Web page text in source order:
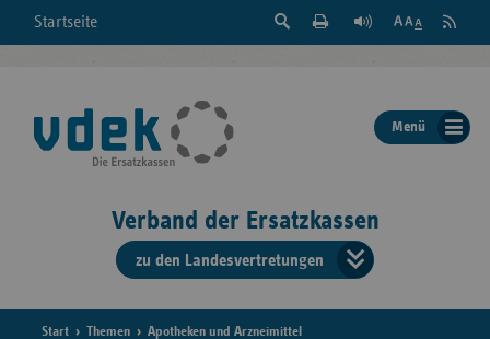
Startseite
Suche
der
Seite
Feed
Menü
Verband der Ersatzkassen
zu den Landesvertretungen
der
Start Themen Apotheken und Arzneimittel